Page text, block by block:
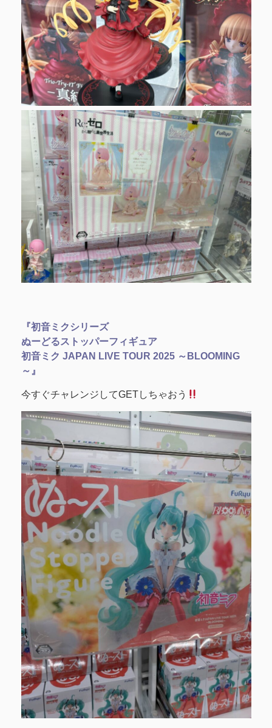
『初音ミクシリーズ
ぬーどるストッパーフィギュア
初音ミク JAPAN LIVE TOUR 2025 ～BLOOMING
～』
今すぐチャレンジしてGETしちゃおう